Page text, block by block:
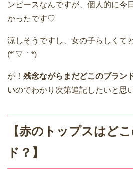
ンピースなんですが、個人的に今
かったです♡
涼しそうですし、女の子らしくて
(*´▽｀*)
が！ 残念ながらまだどこのブラン
いのでわかり次第追記したいと思
【赤のトップスはど
ド？】